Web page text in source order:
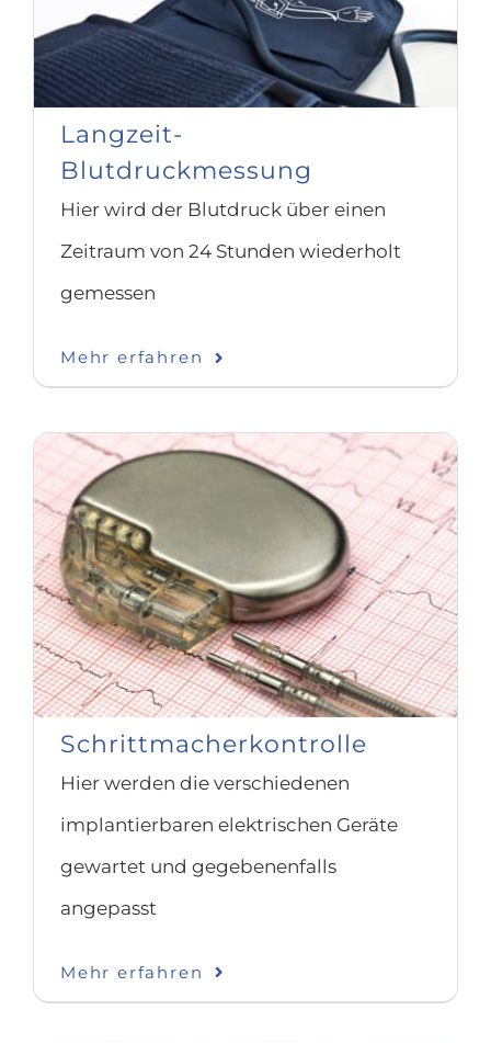
Langzeit-
Blutdruckmessung
Hier wird der Blutdruck über einen
Zeitraum von 24 Stunden wiederholt
gemessen
Mehr erfahren
Schrittmacherkontrolle
Hier werden die verschiedenen
implantierbaren elektrischen Geräte
gewartet und gegebenenfalls
angepasst
Mehr erfahren